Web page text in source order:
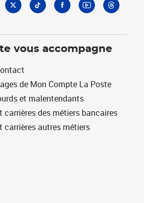
vous accompagne
de Mon Compte La Poste
et malentendants
carrières des métiers bancaires
carrières autres métiers